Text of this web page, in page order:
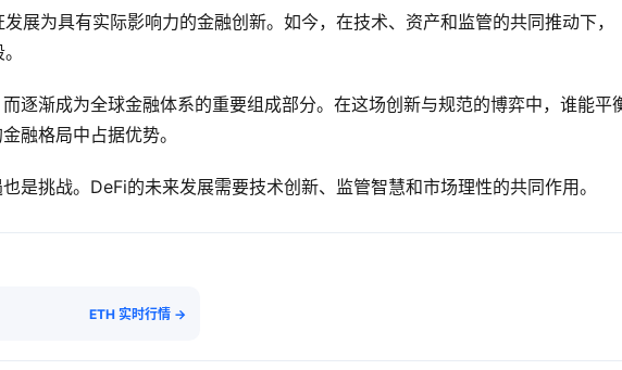
展为具有实际影响力的金融创新。如今，在技术、资产和监管的共同推动下，
逐渐成为全球金融体系的重要组成部分。在这场创新与规范的博弈中，谁能平
融格局中占据优势。
是挑战。DeFi的未来发展需要技术创新、监管智慧和市场理性的共同作用。
ETH 实时行情 →